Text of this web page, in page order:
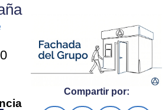
Compartir por: